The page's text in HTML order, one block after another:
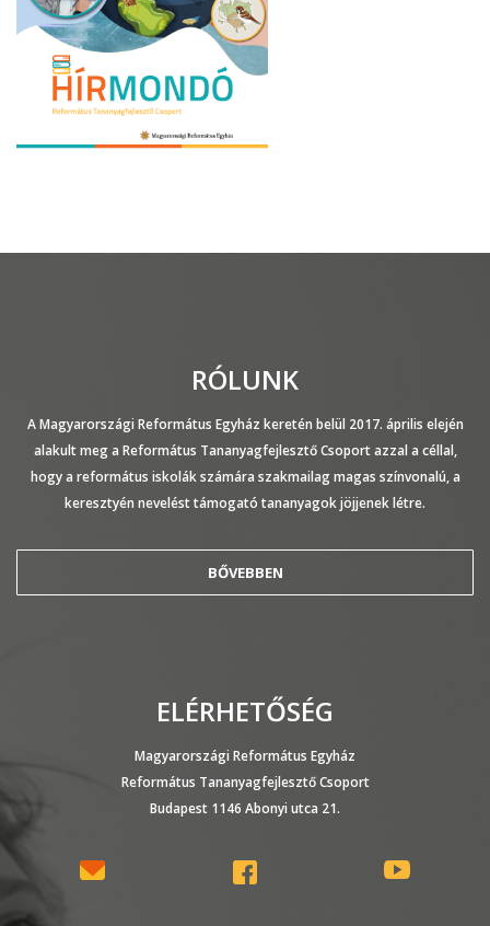
RÓLUNK
A Magyarországi Református Egyház keretén belül 2017. április elején
alakult meg a Református Tananyagfejlesztő Csoport azzal a céllal,
hogy a református iskolák számára szakmailag magas színvonalú, a
keresztyén nevelést támogató tananyagok jöjjenek létre.
BŐVEBBEN
ELÉRHETŐSÉG
Magyarországi Református Egyház
Református Tananyagfejlesztő Csoport
Budapest 1146 Abonyi utca 21.